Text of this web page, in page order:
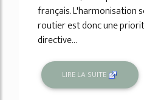
français. L'harmonisation
routier est donc une
directive...
LIRE LA SUITE